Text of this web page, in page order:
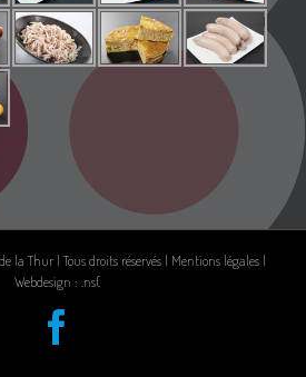
la Thur | Tous droits réservés | Mentions légales |
Webdesign : .ns{